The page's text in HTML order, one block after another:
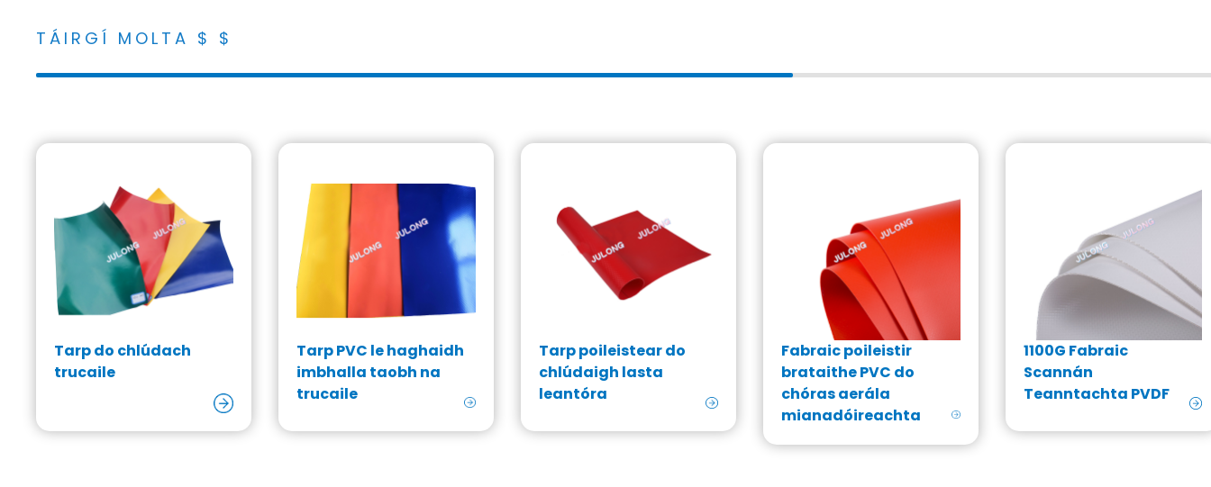
TÁIRGÍ MOLTA $ $
Tarp do chlúdach
trucaile
Tarp PVC le haghaidh
imbhalla taobh na
trucaile
Tarp poileistear do
chlúdaigh lasta
leantóra
Fabraic poileistir
brataithe PVC do
chóras aerála
mianadóireachta
1100G Fabraic
Scannán
Teanntachta PVDF